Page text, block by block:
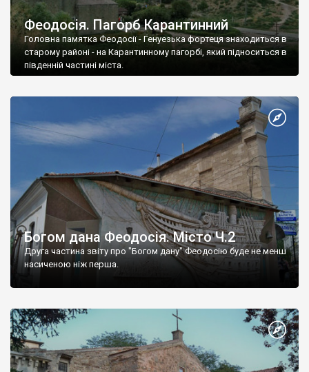
Феодосія. Пагорб Карантинний
Головна памятка Феодосії - Генуезька фортеця знаходиться в
старому районі - на Карантинному пагорбі, який підноситься в
південній частині міста.
Богом дана Феодосія. Місто Ч.2
Друга частина звіту про "Богом дану" Феодосію буде не менш
насиченою ніж перша.